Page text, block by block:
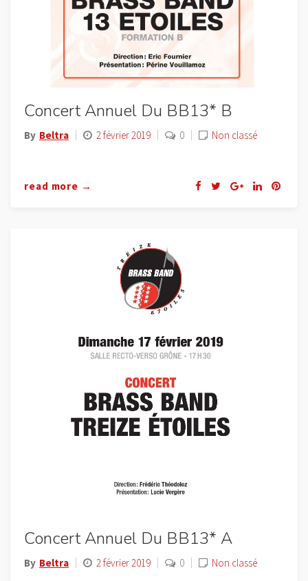
Concert Annuel Du BB13* B
By Beltra 2 février 2019 0 Non classé
read more →
Concert Annuel Du BB13* A
By Beltra 2 février 2019 0 Non classé